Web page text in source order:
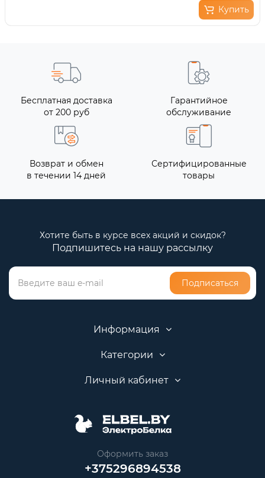
Купить
Бесплатная доставка
от 200 руб
Гарантийное
обслуживание
Возврат и обмен
в течении 14 дней
Сертифицированные
товары
Хотите быть в курсе всех акций и скидок?
Подпишитесь на нашу рассылку
Подписаться
Информация
Категории
Личный кабинет
Оформить заказ
+375296894538